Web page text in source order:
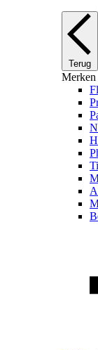
Terug
Merken